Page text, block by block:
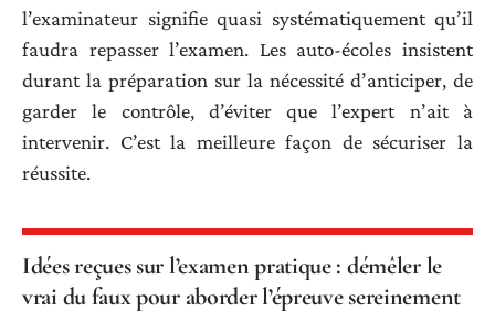
l’examinateur signifie quasi systématiquement qu’il
faudra repasser l’examen. Les auto-écoles insistent
durant la préparation sur la nécessité d’anticiper, de
garder le contrôle, d’éviter que l’expert n’ait à
intervenir. C’est la meilleure façon de sécuriser la
réussite.
Idées reçues sur l’examen pratique : démêler le
vrai du faux pour aborder l’épreuve sereinement